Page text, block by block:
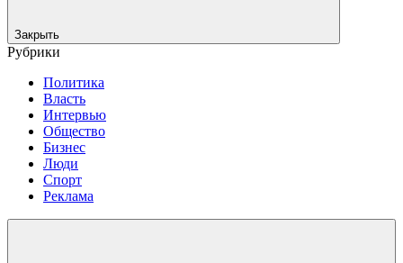
Закрыть
Рубрики
Политика
Власть
Интервью
Общество
Бизнес
Люди
Спорт
Реклама